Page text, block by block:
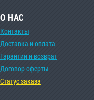
О НАС
Контакты
Доставка и оплата
Гарантии и возврат
Договор оферты
Статус заказа